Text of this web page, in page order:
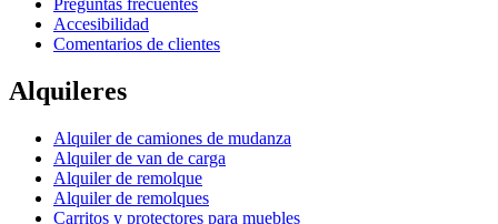
Preguntas frecuentes
Accesibilidad
Comentarios de clientes
Alquileres
Alquiler de camiones de mudanza
Alquiler de van de carga
Alquiler de remolque
Alquiler de remolques
Carritos y protectores para muebles